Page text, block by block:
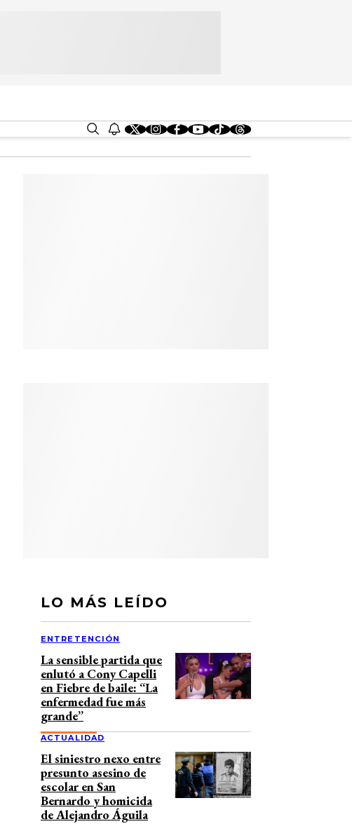
LO MÁS LEÍDO
ENTRETENCIÓN
La sensible partida que
enlutó a Cony Capelli
en Fiebre de baile: “La
enfermedad fue más
grande”
ACTUALIDAD
El siniestro nexo entre
presunto asesino de
escolar en San
Bernardo y homicida
de Alejandro Águila